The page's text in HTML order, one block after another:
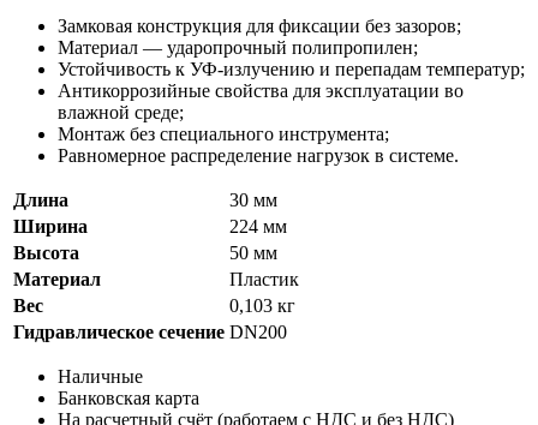
Замковая конструкция для фиксации без зазоров;
Материал — ударопрочный полипропилен;
Устойчивость к УФ-излучению и перепадам температур;
Антикоррозийные свойства для эксплуатации во
влажной среде;
Монтаж без специального инструмента;
Равномерное распределение нагрузок в системе.
Длина
30 мм
Ширина
224 мм
Высота
50 мм
Материал
Пластик
Вес
0,103 кг
Гидравлическое сечение DN200
Наличные
Банковская карта
На расчетный счёт (работаем с НДС и без НДС)